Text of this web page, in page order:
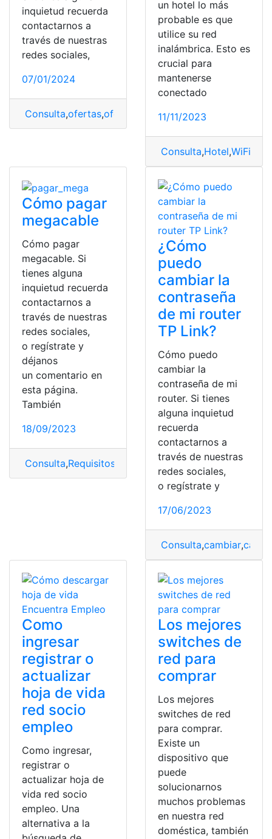
inquietud recuerda
contactarnos a
través de nuestras
redes sociales,
07/01/2024
Consulta,ofertas,ofertas de empleo,postular
un hotel lo más
probable es que
utilice su red
inalámbrica. Esto es
crucial para
mantenerse
conectado
11/11/2023
Consulta,Hotel,WiFi
Cómo pagar
megacable
Cómo pagar
megacable. Si
tienes alguna
inquietud recuerda
contactarnos a
través de nuestras
redes sociales,
o regístrate y
déjanos
un comentario en
esta página.
También
18/09/2023
Consulta,Requisitos
¿Cómo
puedo
cambiar la
contraseña
de mi router
TP Link?
Cómo puedo
cambiar la
contraseña de mi
router. Si tienes
alguna inquietud
recuerda
contactarnos a
través de nuestras
redes sociales,
o regístrate y
17/06/2023
Consulta,cambiar,
Como
ingresar
registrar o
actualizar
hoja de vida
red socio
empleo
Como ingresar,
registrar o
actualizar hoja de
vida red socio
empleo. Una
alternativa a la
Los mejores
switches de
red para
comprar
Los mejores
switches de red
para comprar.
Existe un
dispositivo que
puede
solucionarnos
muchos problemas
en nuestra red
doméstica, también